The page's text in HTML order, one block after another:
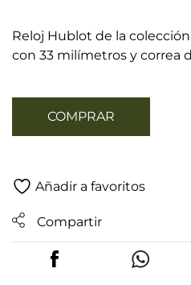
Reloj Hublot de la colección
con 33 milímetros y correa
COMPRAR
Añadir a favoritos
Compartir